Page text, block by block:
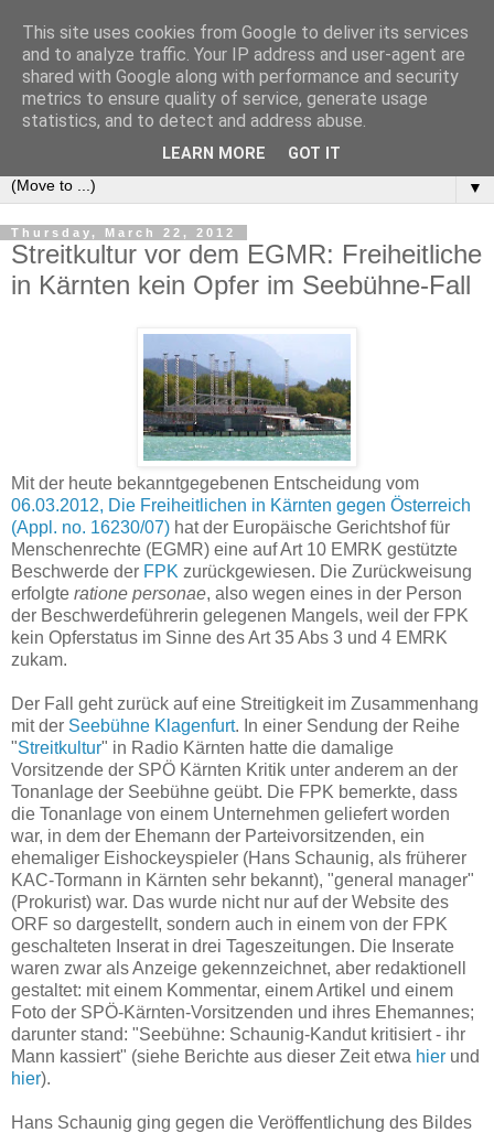
e-comm
Blog zum österreichischen und europäischen Recht der
elektronischen Kommunikationsnetze und -dienste
▼
Thursday, March 22, 2012
Streitkultur vor dem EGMR: Freiheitliche
in Kärnten kein Opfer im Seebühne-Fall
Mit der heute bekanntgegebenen Entscheidung vom
06.03.2012, Die Freiheitlichen in Kärnten gegen Österreich
(Appl. no. 16230/07) hat der Europäische Gerichtshof für
Menschenrechte (EGMR) eine auf Art 10 EMRK gestützte
Beschwerde der FPK zurückgewiesen. Die Zurückweisung
erfolgte ratione personae, also wegen eines in der Person
der Beschwerdeführerin gelegenen Mangels, weil der FPK
kein Opferstatus im Sinne des Art 35 Abs 3 und 4 EMRK
zukam.
Der Fall geht zurück auf eine Streitigkeit im Zusammenhang
mit der Seebühne Klagenfurt. In einer Sendung der Reihe
"Streitkultur" in Radio Kärnten hatte die damalige
Vorsitzende der SPÖ Kärnten Kritik unter anderem an der
Tonanlage der Seebühne geübt. Die FPK bemerkte, dass
die Tonanlage von einem Unternehmen geliefert worden
war, in dem der Ehemann der Parteivorsitzenden, ein
ehemaliger Eishockeyspieler (Hans Schaunig, als früherer
KAC-Tormann in Kärnten sehr bekannt), "general manager"
(Prokurist) war. Das wurde nicht nur auf der Website des
ORF so dargestellt, sondern auch in einem von der FPK
geschalteten Inserat in drei Tageszeitungen. Die Inserate
waren zwar als Anzeige gekennzeichnet, aber redaktionell
gestaltet: mit einem Kommentar, einem Artikel und einem
Foto der SPÖ-Kärnten-Vorsitzenden und ihres Ehemannes;
darunter stand: "Seebühne: Schaunig-Kandut kritisiert - ihr
Mann kassiert" (siehe Berichte aus dieser Zeit etwa hier und
hier).
Hans Schaunig ging gegen die Veröffentlichung des Bildes
This site uses cookies from Google to deliver its services
and to analyze traffic. Your IP address and user-agent are
shared with Google along with performance and security
metrics to ensure quality of service, generate usage
statistics, and to detect and address abuse.
LEARN MORE GOT IT